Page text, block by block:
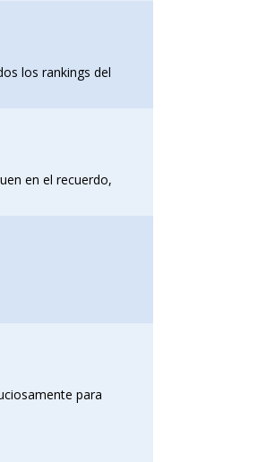
los rankings del
en el recuerdo,
para